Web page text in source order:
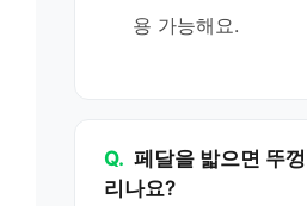
용 가능해요.
Q. 페달을 밟으면 뚜
리나요?